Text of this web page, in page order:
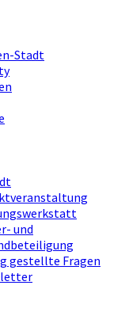
Stadt
und
gestellte Fragen